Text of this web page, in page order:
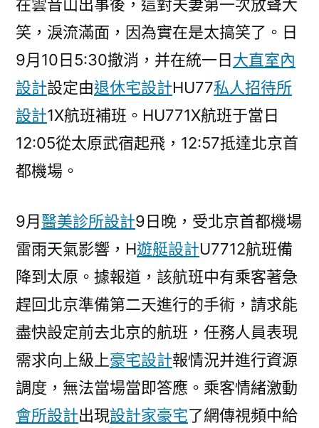
求
解
海
航
回
應〉
在雲音山出事後，這對夫妻第一次放聲大
笑，淚流滿面，因為實在是太搞笑了。日
9月10日5:30撤消，并在統一日大直室內
設計設定由退休宅設計HU77私人招待所
設計1X航班補班。HU771X航班于當日
12:05從太原武宿起飛，12:57抵達北京首
都機場。
9月醫美診所設計9日晚，受北京首都機場
雷雨天氣影響，H遊艇設計U7712航班備
降到太原。據報道，該航班中有乘客著急
趕回北京準備第二天進行的手術，請求能
盡快設定前去北京的航班，任務人員表現
需求向上級上豪宅設計報情況并進行資源
調度，無法當場當即答應。乘客情緒激動
會所設計出現設計家豪宅了網傳視頻中給